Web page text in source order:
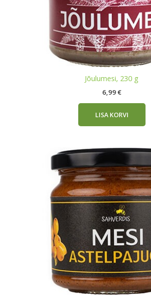
Jõulumesi, 230 g
6,99€
LISA KORVI